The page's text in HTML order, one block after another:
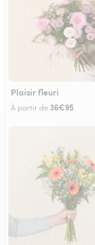
Plaisir fleuri
À partir de 36€95